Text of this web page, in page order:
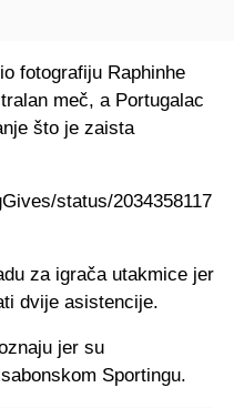
fotografiju Raphinhe
meč, a Portugalac
što je zaista
status/2034358117
za igrača utakmice jer
dvije asistencije.
jer su
Sportingu.